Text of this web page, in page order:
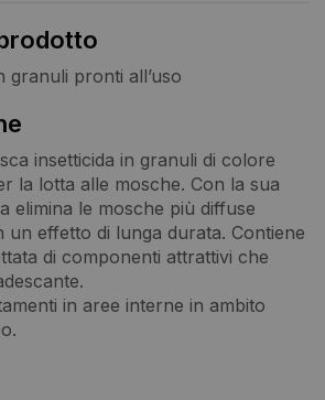
granuli pronti all’uso
insetticida in granuli di colore
la lotta alle mosche. Con la sua
elimina le mosche più diffuse
un effetto di lunga durata. Contiene
di componenti attrattivi che
in aree interne in ambito